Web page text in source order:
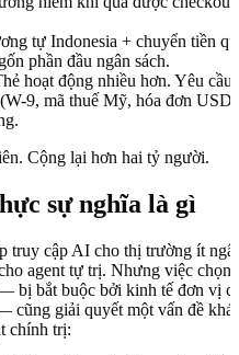
tự Indonesia + chuyển tiền
phần đầu ngân sách.
hoạt động nhiều hơn. Yêu cầu
9, mã thuế Mỹ, hóa đơn USD)
Cộng lại hơn hai tỷ người.
sự nghĩa là gì
truy cập AI cho thị trường ít
agent tự trị. Nhưng việc chọn
bị bắt buộc bởi kinh tế đơn vị
cũng giải quyết một vấn đề
chính trị: